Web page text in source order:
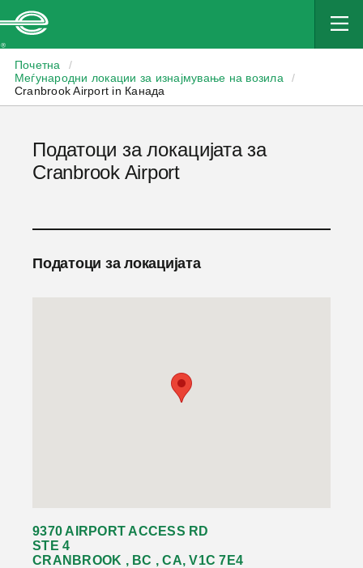
Почетна
/
Меѓународни локации за изнајмување на возила
/
Cranbrook Airport in Канада
Податоци за локацијата за
Cranbrook Airport
Податоци за локацијата
9370 AIRPORT ACCESS RD
STE 4
CRANBROOK , BC , CA, V1C 7E4